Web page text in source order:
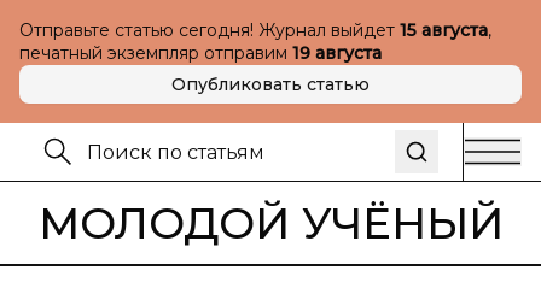
Отправьте статью сегодня! Журнал выйдет 15 августа,
печатный экземпляр отправим 19 августа
Опубликовать статью
МОЛОДОЙ УЧЁНЫЙ